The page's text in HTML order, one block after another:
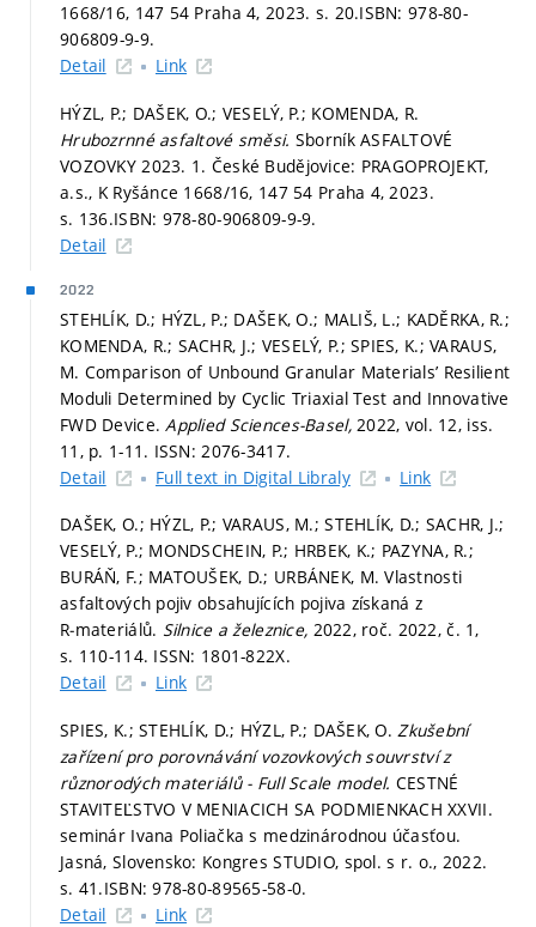
1668/16, 147 54 Praha 4, 2023. s. 20.ISBN: 978-80-
906809-9-9.
Detail
Link
HÝZL, P.; DAŠEK, O.; VESELÝ, P.; KOMENDA, R.
Hrubozrnné asfaltové směsi. Sborník ASFALTOVÉ
VOZOVKY 2023. 1. České Budějovice: PRAGOPROJEKT,
a.s., K Ryšánce 1668/16, 147 54 Praha 4, 2023.
s. 136.ISBN: 978-80-906809-9-9.
Detail
2022
STEHLÍK, D.; HÝZL, P.; DAŠEK, O.; MALIŠ, L.; KADĚRKA, R.;
KOMENDA, R.; SACHR, J.; VESELÝ, P.; SPIES, K.; VARAUS,
M. Comparison of Unbound Granular Materials’ Resilient
Moduli Determined by Cyclic Triaxial Test and Innovative
FWD Device.Applied Sciences-Basel, 2022, vol. 12, iss.
11, p. 1-11. ISSN: 2076-3417.
Detail
Full text in Digital Libraly Link
DAŠEK, O.; HÝZL, P.; VARAUS, M.; STEHLÍK, D.; SACHR, J.;
VESELÝ, P.; MONDSCHEIN, P.; HRBEK, K.; PAZYNA, R.;
BURÁŇ, F.; MATOUŠEK, D.; URBÁNEK, M. Vlastnosti
asfaltových pojiv obsahujících pojiva získaná z
R‑materiálů. Silnice a železnice, 2022, roč. 2022, č. 1,
s. 110-114. ISSN: 1801-822X.
Detail
Link
SPIES, K.; STEHLÍK, D.; HÝZL, P.; DAŠEK, O. Zkušební
zařízení pro porovnávání vozovkových souvrství z
různorodých materiálů - Full Scale model. CESTNÉ
STAVITEĽSTVO V MENIACICH SA PODMIENKACH XXVII.
seminár Ivana Poliačka s medzinárodnou účasťou.
Jasná, Slovensko: Kongres STUDIO, spol. s r. o., 2022.
s. 41.ISBN: 978-80-89565-58-0.
Detail
Link